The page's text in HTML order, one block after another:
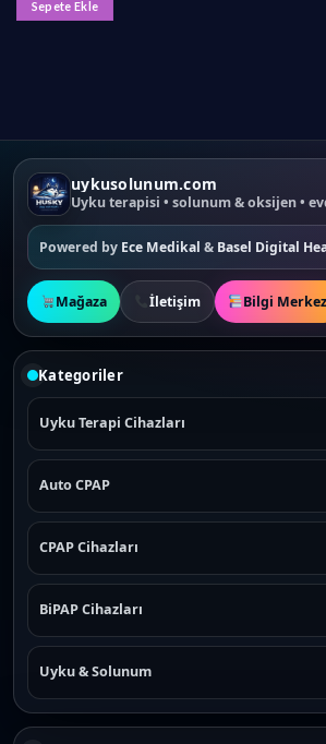
Sepete Ekle
uykusolunum.com
Uyku terapisi • solunum & oksijen •
Powered by Ece Medikal & Basel Digital
Mağaza İletişim Bilgi
Kategoriler
Uyku Terapi Cihazları
Auto CPAP
CPAP Cihazları
BiPAP Cihazları
Uyku & Solunum